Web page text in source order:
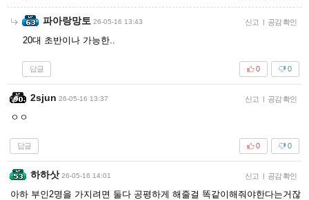
파아랑망토 26-05-16 13:43 신고 | 공감 확인
20대 초반이나 가능한..
답글 0
0
2sjun 26-05-16 13:37 신고 | 공감 확인
ㅇㅇ
답글 0
0
하하삿 26-05-16 14:01 신고 | 공감 확인
아하 부인2명을 가지려면 둘다 공평하게 해줄걸 똑같이해줘야한다는거잖